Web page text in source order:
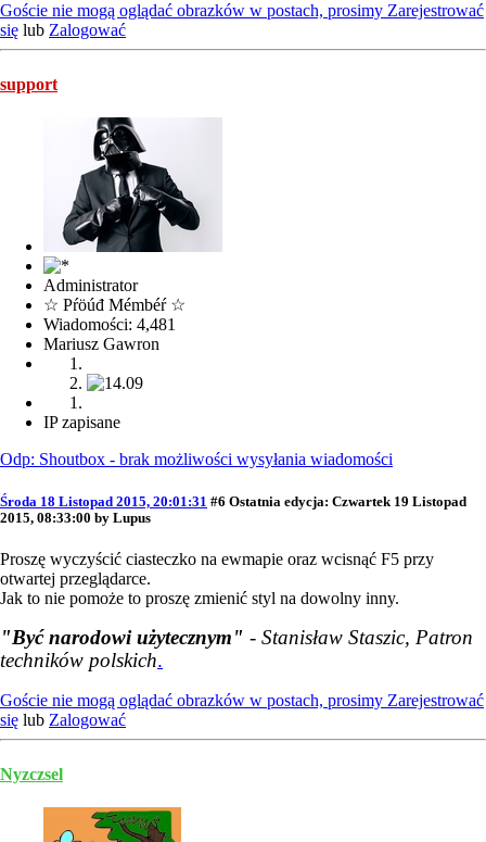
Goście nie mogą oglądać obrazków w postach, prosimy Zarejestrować
się lub Zalogować
support
Administrator
☆ Pŕöúđ Mémbéŕ ☆
Wiadomości: 4,481
Mariusz Gawron
IP zapisane
Odp: Shoutbox - brak możliwości wysyłania wiadomości
Środa 18 Listopad 2015, 20:01:31 #6 Ostatnia edycja: Czwartek 19 Listopad
2015, 08:33:00 by Lupus
Proszę wyczyścić ciasteczko na ewmapie oraz wcisnąć F5 przy
otwartej przeglądarce.
Jak to nie pomoże to proszę zmienić styl na dowolny inny.
"Być narodowi użytecznym" - Stanisław Staszic, Patron
techników polskich.
Goście nie mogą oglądać obrazków w postach, prosimy Zarejestrować
się lub Zalogować
Nyzczsel